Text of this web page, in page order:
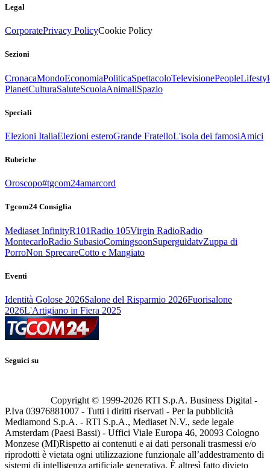
Legal
CorporatePrivacy PolicyCookie Policy
Sezioni
CronacaMondoEconomiaPoliticaSpettacoloTelevisionePeople
PlanetCulturaSaluteScuolaAnimaliSpazio
Speciali
Elezioni ItaliaElezioni esteroGrande FratelloL'isola dei famosiAmici
Rubriche
Oroscopo#tgcom24amarcord
Tgcom24 Consiglia
Mediaset InfinityR101Radio 105Virgin RadioRadio
MontecarloRadio SubasioComingsoonSuperguidatvZuppa di
PorroNon SprecareCotto e Mangiato
Eventi
Identità Golose 2026Salone del Risparmio 2026Fuorisalone
2026L'Artigiano in Fiera 2025
Seguici su
Copyright © 1999-2026 RTI S.p.A. Business Digital -
P.Iva 03976881007 - Tutti i diritti riservati - Per la pubblicità
Mediamond S.p.A. - RTI S.p.A., Mediaset N.V., sede legale
Amsterdam (Paesi Bassi) - Uffici Viale Europa 46, 20093 Cologno
Monzese (MI)Rispetto ai contenuti e ai dati personali trasmessi e/o
riprodotti è vietata ogni utilizzazione funzionale all’addestramento di
sistemi di intelligenza artificiale generativa. È altresì fatto divieto